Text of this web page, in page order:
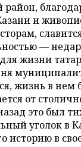
и
—
жизни
жизнь в нем
от
это был
уголок в
историю в